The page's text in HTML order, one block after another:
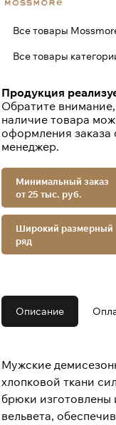
Все товары
Все товары
Продукция
Обратите
наличие товара
оформления заказа
менеджер.
Минимальный заказ
от 25 тыс. руб.
Широкий размерный
ряд
Описание
Мужские
хлопковой ткани
брюки изготовлены
вельвета,